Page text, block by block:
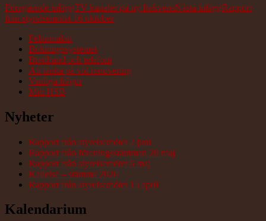
Inläggsnavigering
Föregående inläggTV-kanaler på ny frekvensNästa inläggRapport
från styrelsemötet 16 oktober
Felanmälan
Bokningssystemet
Bredband och telefoni
Att tänka på vid renovering
Vanliga frågor
Mitt HSB
Nyheter
Rapport från styrelsemötet 2 juni
Rapport från föreningsstämman 20 maj
Rapport från styrelsemötet 6 maj
Kallelse – stämma 2026
Rapport från styrelsemötet 15 april
Kalendarium